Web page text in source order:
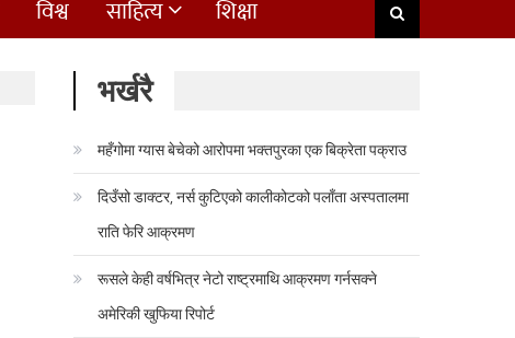
विश्व साहित्य शिक्षा
भर्खरै
महँगोमा ग्यास बेचेको आरोपमा भक्तपुरका एक बिक्रेता पक्राउ
दिउँसो डाक्टर, नर्स कुटिएको कालीकोटको पलाँता अस्पतालमा
राति फेरि आक्रमण
रूसले केही वर्षभित्र नेटो राष्ट्रमाथि आक्रमण गर्नसक्ने
अमेरिकी खुफिया रिपोर्ट